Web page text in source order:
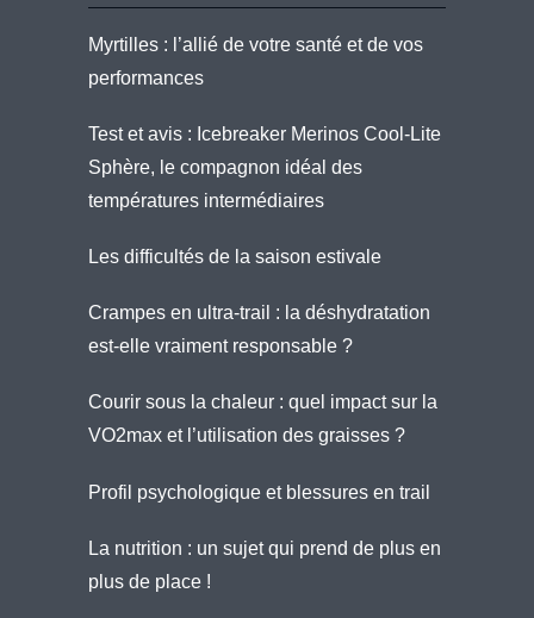
Myrtilles : l’allié de votre santé et de vos
performances
Test et avis : Icebreaker Merinos Cool-Lite
Sphère, le compagnon idéal des
températures intermédiaires
Les difficultés de la saison estivale
Crampes en ultra-trail : la déshydratation
est-elle vraiment responsable ?
Courir sous la chaleur : quel impact sur la
VO2max et l’utilisation des graisses ?
Profil psychologique et blessures en trail
La nutrition : un sujet qui prend de plus en
plus de place !